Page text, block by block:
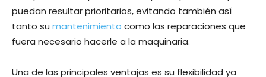
puedan resultar prioritarios, evitando también así
tanto su mantenimiento como las reparaciones que
fuera necesario hacerle a la maquinaria.
Una de las principales ventajas es su flexibilidad ya